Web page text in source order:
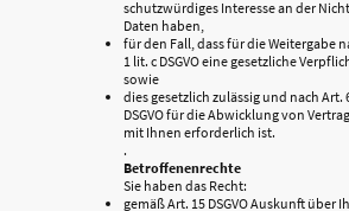
schutzwürdiges Interesse an der
Daten haben,
für den Fall, dass für die Weitergabe
1 lit. c DSGVO eine gesetzliche
sowie
dies gesetzlich zulässig und nach Art.
DSGVO für die Abwicklung von
mit Ihnen erforderlich ist.
.
Betroffenenrechte
Sie haben das Recht:
gemäß Art. 15 DSGVO Auskunft über